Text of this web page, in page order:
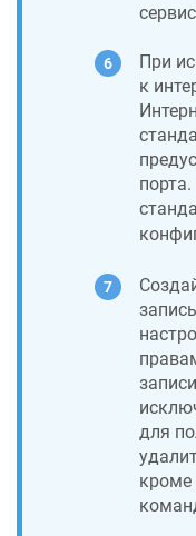
При
к
записи
для
кроме